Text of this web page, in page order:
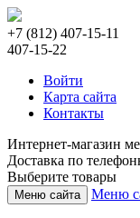
+7 (812) 407-15-11
407-15-22
Войти
Карта сайта
Контакты
Интернет-магазин
Доставка по
Выберите товары
Меню сайта Меню